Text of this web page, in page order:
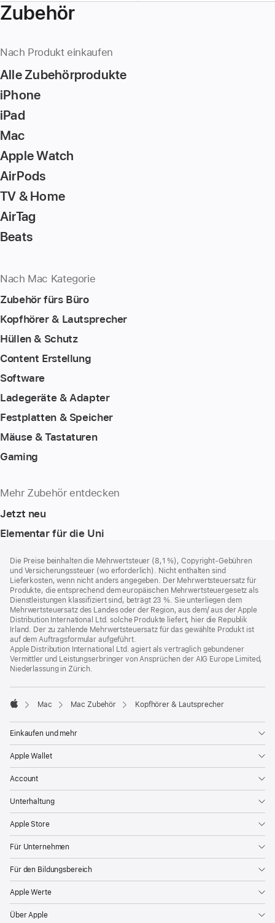
Zubehör
Nach Produkt einkaufen
Alle Zubehörprodukte
iPhone
iPad
Mac
Apple Watch
AirPods
TV & Home
AirTag
Beats
Nach Mac Kategorie
Zubehör fürs Büro
Kopfhörer & Lautsprecher
Hüllen & Schutz
Content Erstellung
Software
Ladegeräte & Adapter
Festplatten & Speicher
Mäuse & Tastaturen
Gaming
Mehr Zubehör entdecken
Jetzt neu
Elementar für die Uni
Die Preise beinhalten die Mehrwertsteuer (8,1 %), Copyright-Gebühren
und Versicherungssteuer (wo erforderlich). Nicht enthalten sind
Lieferkosten, wenn nicht anders angegeben. Der Mehrwertsteuersatz für
Produkte, die entsprechend dem europäischen Mehrwertsteuergesetz als
Dienstleistungen klassifiziert sind, beträgt 23 %. Sie unterliegen dem
Mehrwertsteuersatz des Landes oder der Region, aus dem/ aus der Apple
Distribution International Ltd. solche Produkte liefert, hier die Republik
Irland. Der zu zahlende Mehrwertsteuersatz für das gewählte Produkt ist
auf dem Auftragsformular aufgeführt.
Apple Distribution International Ltd. agiert als vertraglich gebundener
Vermittler und Leistungserbringer von Ansprüchen der AIG Europe Limited,
Niederlassung in Zürich.
Mac Mac Zubehör Kopfhörer & Lautsprecher
Einkaufen und mehr
Apple Wallet
Account
Unterhaltung
Apple Store
Für Unternehmen
Für den Bildungsbereich
Apple Werte
Über Apple